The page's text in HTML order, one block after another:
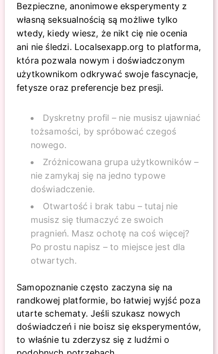
Bezpieczne, anonimowe eksperymenty z
własną seksualnością są możliwe tylko
wtedy, kiedy wiesz, że nikt cię nie ocenia
ani nie śledzi. Localsexapp.org to platforma,
która pozwala nowym i doświadczonym
użytkownikom odkrywać swoje fascynacje,
fetysze oraz preferencje bez presji.
Dyskretny profil – nie musisz ujawniać
tożsamości, by spróbować czegoś
nowego.
Zróżnicowana grupa użytkowników –
nie zamykaj się na jedno typowe
doświadczenie.
Otwartość i brak tabu – tutaj nie
musisz się tłumaczyć ze swoich
pragnień. Masz ochotę na coś więcej?
Po prostu napisz – to miejsce jest dla
otwartych.
Samopoznanie często zaczyna się na
randkowej platformie, bo łatwiej wyjść poza
utarte schematy. Jeśli szukasz nowych
doświadczeń i nie boisz się eksperymentów,
to właśnie tu zderzysz się z ludźmi o